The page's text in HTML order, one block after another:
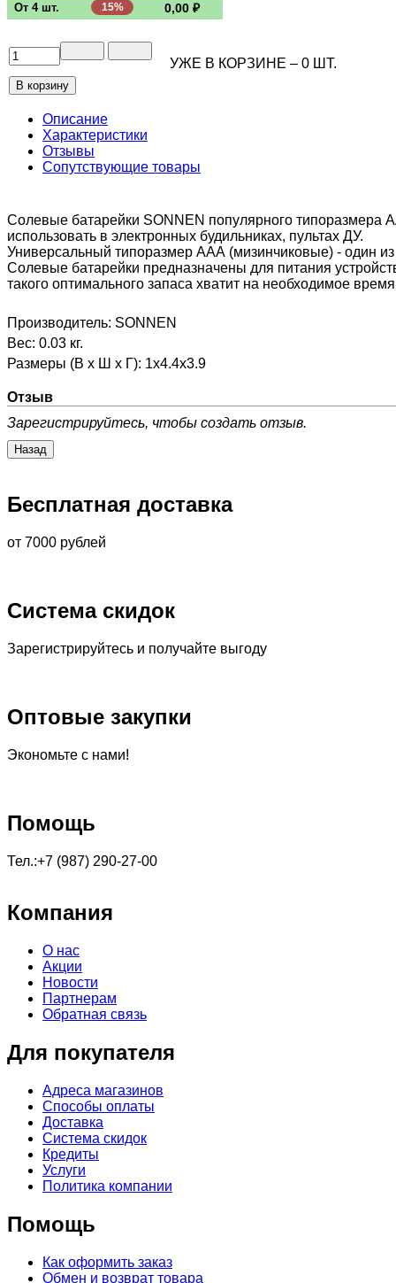
От 4 шт. 15% 0,00 ₽
УЖЕ В КОРЗИНЕ – 0 ШТ.
Описание
Характеристики
Отзывы
Сопутствующие товары
Солевые батарейки SONNEN популярного типоразмера
использовать в электронных будильниках, пультах ДУ.
Универсальный типоразмер AAА (мизинчиковые) - один
Солевые батарейки предназначены для питания
такого оптимального запаса хватит на необходимое
Производитель: SONNEN
Вес: 0.03 кг.
Размеры (В х Ш х Г): 1x4.4x3.9
Отзыв
Зарегистрируйтесь, чтобы создать отзыв.
Бесплатная доставка
от 7000 рублей
Система скидок
Зарегистрируйтесь и получайте выгоду
Оптовые закупки
Экономьте с нами!
Помощь
Тел.:+7 (987) 290-27-00
Компания
О нас
Акции
Новости
Партнерам
Обратная связь
Для покупателя
Адреса магазинов
Способы оплаты
Доставка
Система скидок
Кредиты
Услуги
Политика компании
Помощь
Как оформить заказ
Обмен и возврат товара